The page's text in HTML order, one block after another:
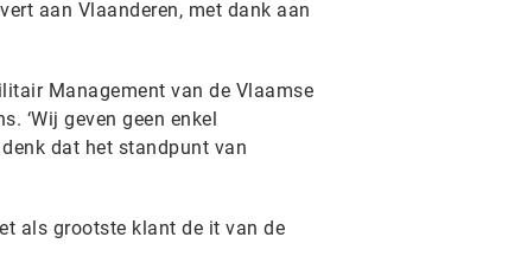
aan Vlaanderen, met dank aan
Management van de Vlaamse
‘Wij geven geen enkel
dat het standpunt van
als grootste klant de it van de